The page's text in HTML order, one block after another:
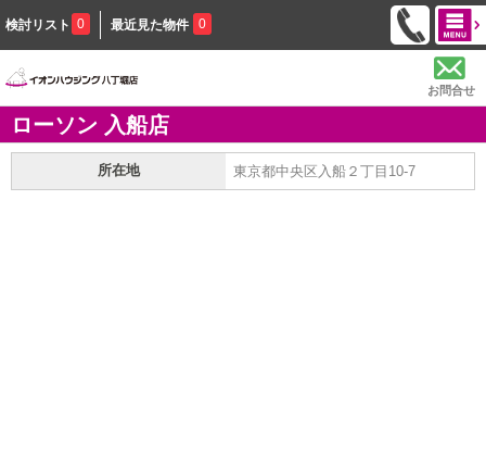
検討リスト 0 最近見た物件 0
お問合せ
ローソン 入船店
所在地 東京都中央区入船２丁目10-7